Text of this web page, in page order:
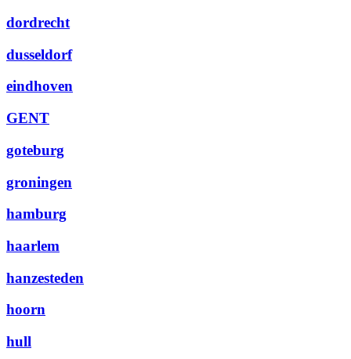
dordrecht
dusseldorf
eindhoven
GENT
goteburg
groningen
hamburg
haarlem
hanzesteden
hoorn
hull